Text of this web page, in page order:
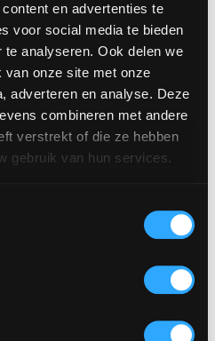
en advertenties te
voor social media te bieden
analyseren. Ook delen we
van onze site met onze
adverteren en analyse. Deze
combineren met andere
verstrekt of die ze hebben
gebruik van hun services.
incl. BTW